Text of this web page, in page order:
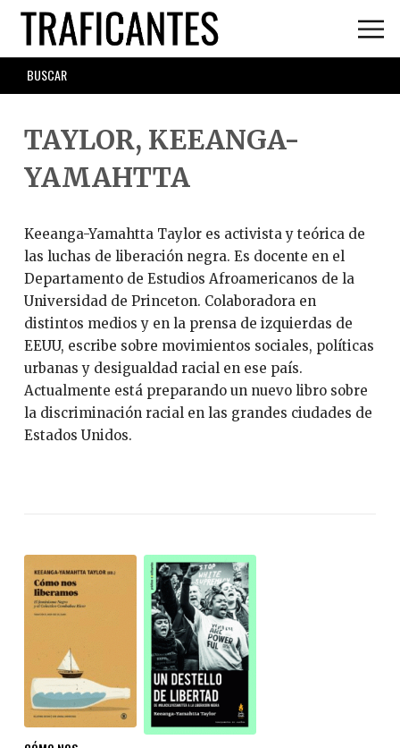
Skip
main
content
SEARCH
FORM
TAYLOR, KEEANGA-
YAMAHTTA
Keeanga-Yamahtta Taylor es activista y teórica de
las luchas de liberación negra. Es docente en el
Departamento de Estudios Afroamericanos de la
Universidad de Princeton. Colaboradora en
distintos medios y en la prensa de izquierdas de
EEUU, escribe sobre movimientos sociales, políticas
urbanas y desigualdad racial en ese país.
Actualmente está preparando un nuevo libro sobre
la discriminación racial en las grandes ciudades de
Estados Unidos.